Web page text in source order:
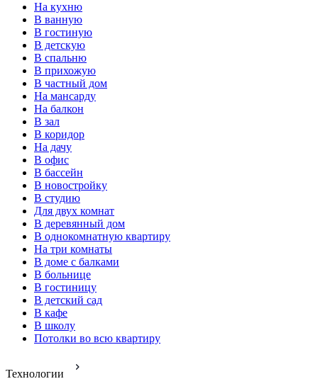
На кухню
В ванную
В гостиную
В детскую
В спальню
В прихожую
В частный дом
На мансарду
На балкон
В зал
В коридор
На дачу
В офис
В бассейн
В новостройку
В студию
Для двух комнат
В деревянный дом
В однокомнатную квартиру
На три комнаты
В доме с балками
В больнице
В гостиницу
В детский сад
В кафе
В школу
Потолки во всю квартиру
Технологии